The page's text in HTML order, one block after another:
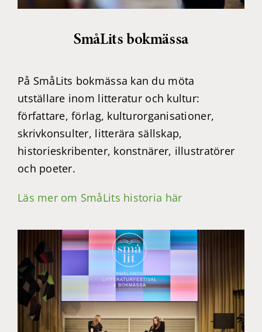
SmåLits bokmässa
På SmåLits bokmässa kan du möta
utställare inom litteratur och kultur:
författare, förlag, kulturorganisationer,
skrivkonsulter, litterära sällskap,
historieskribenter, konstnärer, illustratörer
och poeter.
Läs mer om SmåLits historia här